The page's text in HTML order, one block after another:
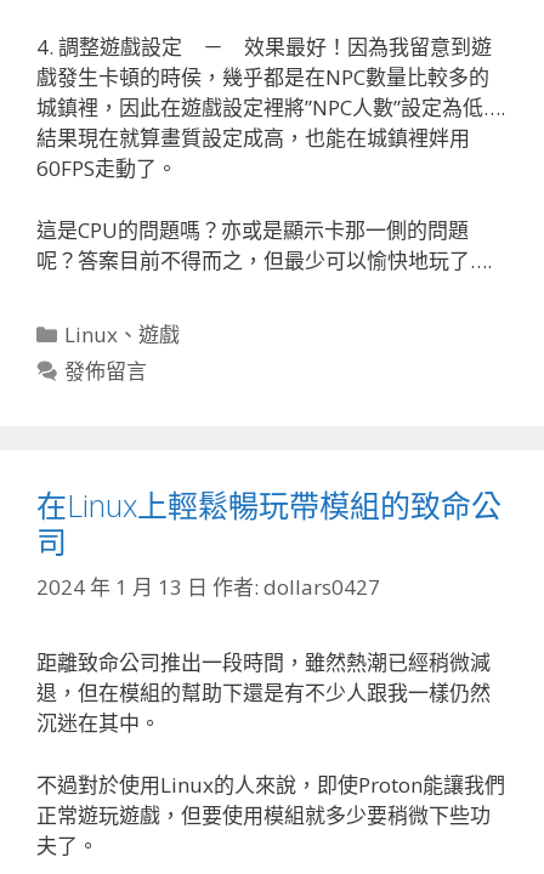
4. 調整遊戲設定 － 效果最好！因為我留意到遊
戲發生卡頓的時侯，幾乎都是在NPC數量比較多的
城鎮裡，因此在遊戲設定裡將”NPC人數”設定為低….
結果現在就算畫質設定成高，也能在城鎮裡姅用
60FPS走動了。
這是CPU的問題嗎？亦或是顯示卡那一側的問題
呢？答案目前不得而之，但最少可以愉快地玩了….
分
類
Linux 、遊戲
發佈留言
在Linux上輕鬆暢玩帶模組的致命公
司
2024 年 1 月 13 日 作者: dollars0427
距離致命公司推出一段時間，雖然熱潮已經稍微減
退，但在模組的幫助下還是有不少人跟我一樣仍然
沉迷在其中。
不過對於使用Linux的人來說，即使Proton能讓我們
正常遊玩遊戲，但要使用模組就多少要稍微下些功
夫了。